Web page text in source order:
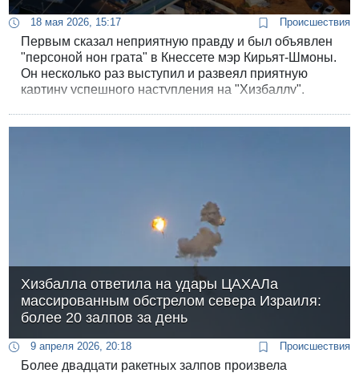
18 мая 2026, 15:17 Происшествия
Первым сказал неприятную правду и был объявлен
"персоной нон грата" в Кнессете мэр Кирьят-Шмоны.
Он несколько раз выступил и развеял приятную
картину успешного наступления на "Хизбаллу".
Хизбалла ответила на удары ЦАХАЛа
массированным обстрелом севера Израиля:
более 20 залпов за день
9 апреля 2026, 20:18 Происшествия
Более двадцати ракетных залпов произвела